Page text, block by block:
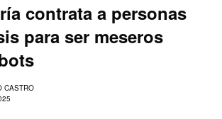
contrata a personas
para ser meseros
CASTRO